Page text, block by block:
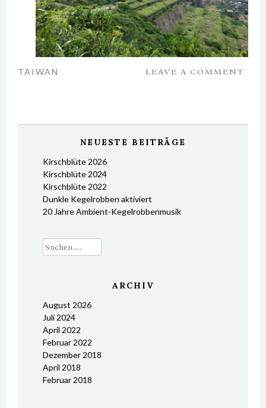
TAIWAN LEAVE A COMMENT
NEUESTE BEITRÄGE
Kirschblüte 2026
Kirschblüte 2024
Kirschblüte 2022
Dunkle Kegelrobben aktiviert
20 Jahre Ambient-Kegelrobbenmusik
Suchen
nach:
ARCHIV
August 2026
Juli 2024
April 2022
Februar 2022
Dezember 2018
April 2018
Februar 2018